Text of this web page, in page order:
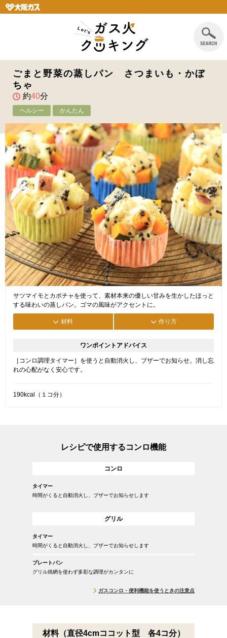
ごまと野菜の蒸しパン さつまいも・かぼ
ちゃ
約40分
ヘルシー かんたん
サツマイモとカボチャを使って、素材本来の優しい甘みを生かしたほっと
する味わいの蒸しパン。ゴマの風味がアクセントに。
材料 作り方
ワンポイントアドバイス
［コンロ調理タイマー］を使うと自動消火し、ブザーでお知らせ。消し忘
れの心配がなく安心です。
190kcal（１コ分）
レシピで使用するコンロ機能
コンロ
タイマー
時間がくると自動消火し、ブザーでお知らせします
グリル
タイマー
時間がくると自動消火し、ブザーでお知らせします
プレートパン
グリル焼網を使わず多彩な調理がカンタンに
ガスコンロ・便利機能を使うときの注意点
材料（直径4cmココット型 各4コ分）